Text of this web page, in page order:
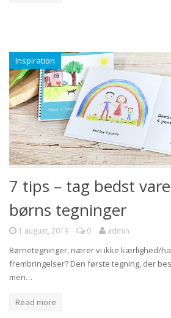
Inspiration
7 tips – tag bedst
børns tegninger
1 august, 2019 0 admin
Børnetegninger, nærer vi ikke kærlighed/
frembringelser? Den første tegning, der
men…
Read more